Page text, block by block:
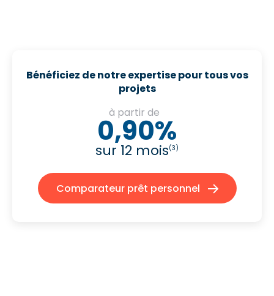
Bénéficiez de notre expertise pour tous vos
projets
à partir de
0,90%
sur 12 mois(3)
Comparateur prêt personnel